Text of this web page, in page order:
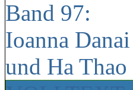
Band 97:
Ioanna
und Ha